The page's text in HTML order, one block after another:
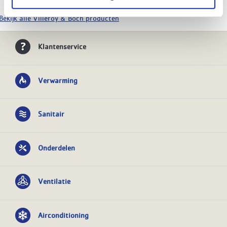
alle Villeroy & Boch producten
Klantenservice
Verwarming
Sanitair
Onderdelen
Ventilatie
Airconditioning